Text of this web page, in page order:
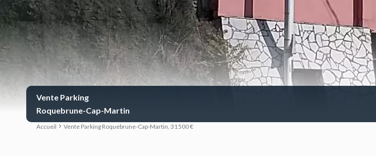
Vente Parking
Roquebrune-Cap-Martin
Accueil Vente Parking Roquebrune-Cap-Martin, 31 500 €